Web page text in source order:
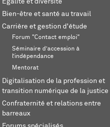
Égalité et diversité
Bien-être et santé au travail
Carrière et gestion d'étude
Forum "Contact emploi"
Séminaire d’accession à
l’indépendance
Mentorat
Digitalisation de la profession et
transition numérique de la justice
Confraternité et relations entre
barreaux